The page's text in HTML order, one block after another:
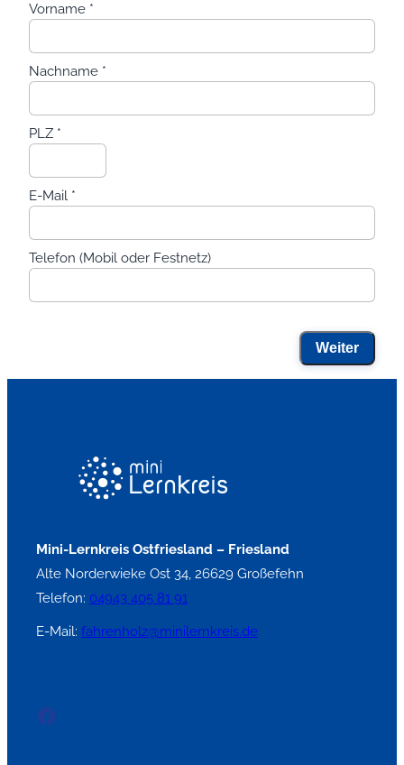
Vorname *
Nachname *
PLZ *
E-Mail *
Telefon (Mobil oder Festnetz)
Weiter
Mini-Lernkreis Ostfriesland – Friesland
Alte Norderwieke Ost 34, 26629 Großefehn
Telefon: 04943 405 81 91
E-Mail: fahrenholz@minilernkreis.de
Facebook